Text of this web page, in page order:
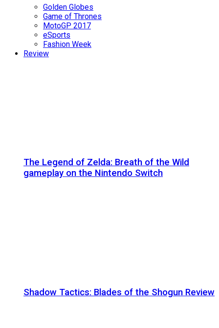
Golden Globes
Game of Thrones
MotoGP 2017
eSports
Fashion Week
Review
The Legend of Zelda: Breath of the Wild
gameplay on the Nintendo Switch
Shadow Tactics: Blades of the Shogun Review